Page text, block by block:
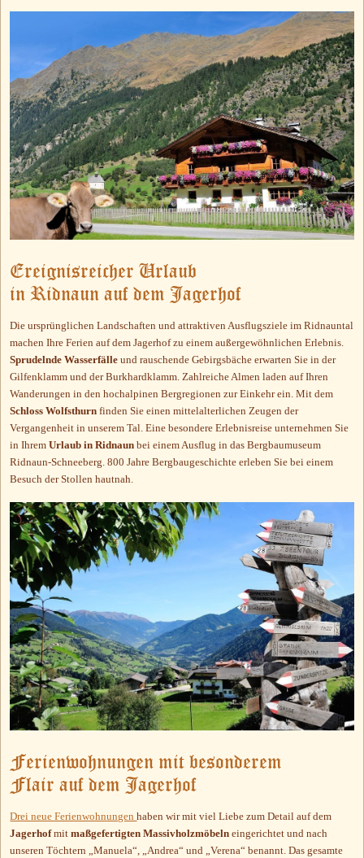
Ereignisreicher Urlaub
in Ridnaun auf dem Jagerhof
Die ursprünglichen Landschaften und attraktiven Ausflugsziele im Ridnauntal
machen Ihre Ferien auf dem Jagerhof zu einem außergewöhnlichen Erlebnis.
Sprudelnde Wasserfälle und rauschende Gebirgsbäche erwarten Sie in der
Gilfenklamm und der Burkhardklamm. Zahlreiche Almen laden auf Ihren
Wanderungen in den hochalpinen Bergregionen zur Einkehr ein. Mit dem
Schloss Wolfsthurn finden Sie einen mittelalterlichen Zeugen der
Vergangenheit in unserem Tal. Eine besondere Erlebnisreise unternehmen Sie
in IhremUrlaub in Ridnaun bei einem Ausflug in das Bergbaumuseum
Ridnaun-Schneeberg. 800 Jahre Bergbaugeschichte erleben Sie bei einem
Besuch der Stollen hautnah.
Ferienwohnungen mit besonderem
Flair auf dem Jagerhof
Drei neue Ferienwohnungenhaben wir mit viel Liebe zum Detail auf dem
Jagerhofmitmaßgefertigten Massivholzmöbeln eingerichtet und nach
unseren Töchtern „Manuela“, „Andrea“ und „Verena“ benannt. Das gesamte